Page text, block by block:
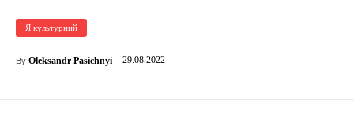
Я культурний
By Oleksandr Pasichnyi 29.08.2022